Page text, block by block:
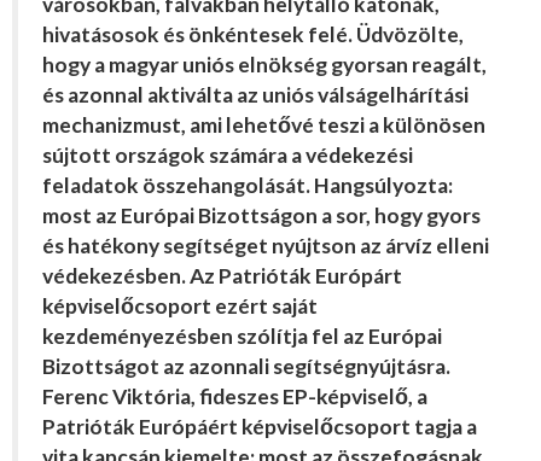
hivatásosok és önkéntesek felé. Üdvözölte,
hogy a magyar uniós elnökség gyorsan reagált,
és azonnal aktiválta az uniós válságelhárítási
mechanizmust, ami lehetővé teszi a különösen
sújtott országok számára a védekezési
feladatok összehangolását. Hangsúlyozta:
most az Európai Bizottságon a sor, hogy gyors
és hatékony segítséget nyújtson az árvíz elleni
védekezésben. Az Patrióták Európárt
képviselőcsoport ezért saját
kezdeményezésben szólítja fel az Európai
Bizottságot az azonnali segítségnyújtásra.
Ferenc Viktória, fideszes EP-képviselő, a
Patrióták Európáért képviselőcsoport tagja a